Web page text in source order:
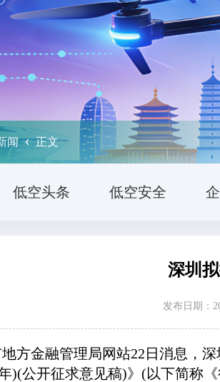
低空头条 低空安全
闻 正文
深圳
发布日期：
方金融管理局网站22日消息，
)(公开征求意见稿)》(以下简称